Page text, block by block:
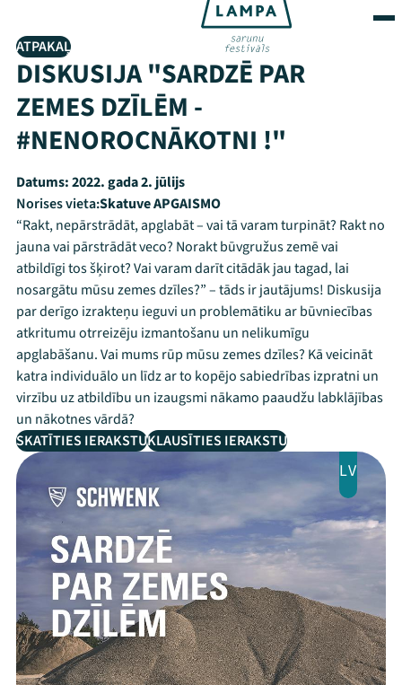
ATPAKAĻ
DISKUSIJA "SARDZĒ PAR
ZEMES DZĪLĒM -
#NENOROCNĀKOTNI !"
Datums:2022. gada 2. jūlijs
Norises vieta:Skatuve APGAISMO
“Rakt, nepārstrādāt, apglabāt – vai tā varam turpināt? Rakt no
jauna vai pārstrādāt veco? Norakt būvgružus zemē vai
atbildīgi tos šķirot? Vai varam darīt citādāk jau tagad, lai
nosargātu mūsu zemes dzīles?” – tāds ir jautājums! Diskusija
par derīgo izrakteņu ieguvi un problemātiku ar būvniecības
atkritumu otrreizēju izmantošanu un nelikumīgu
apglabāšanu. Vai mums rūp mūsu zemes dzīles? Kā veicināt
katra individuālo un līdz ar to kopējo sabiedrības izpratni un
virzību uz atbildību un izaugsmi nākamo paaudžu labklājības
un nākotnes vārdā?
SKATĪTIES IERAKSTUKLAUSĪTIES IERAKSTU
LV